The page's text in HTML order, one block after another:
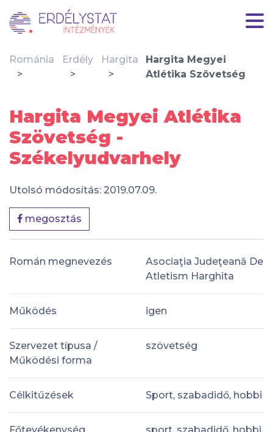
Románia Erdély Hargita
Hargita Megyei
Atlétika Szövetség
Hargita Megyei Atlétika
Szövetség -
Székelyudvarhely
Utolsó módosítás: 2019.07.09.
megosztás
Román megnevezés
Asociaţia Judeţeană De
Atletism Harghita
Működés igen
Szervezet típusa /
Működési forma
szövetség
Célkitűzések Sport, szabadidő, hobbi